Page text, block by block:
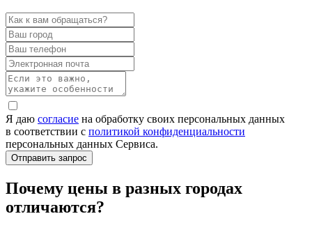
Я даю согласие на обработку своих персональных данных
в соответствии с политикой конфиденциальности
персональных данных Сервиса.
Почему цены в разных городах
отличаются?